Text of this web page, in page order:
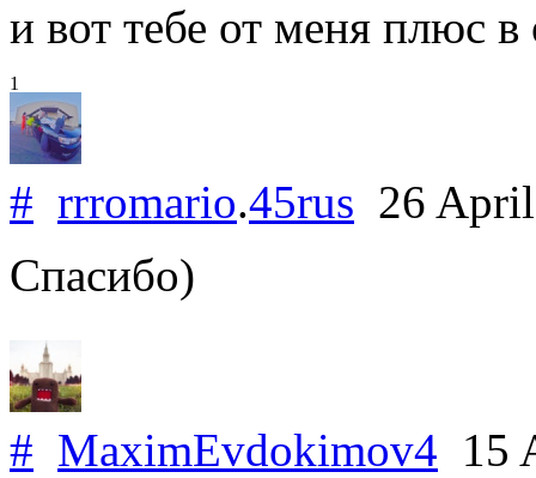
и вот тебе от меня плюс
1
# rrromario.45rus 26
Спасибо)
# MaximEvdokimov4 15